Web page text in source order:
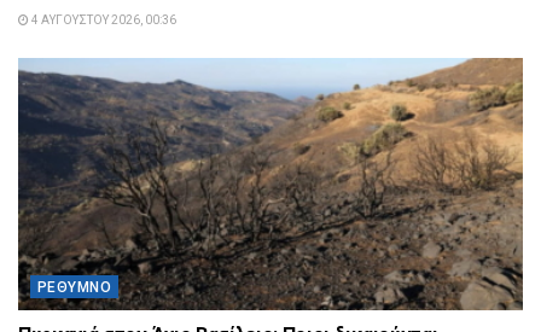
4 ΑΥΓΟΎΣΤΟΥ 2026, 00:36
ΡΈΘΥΜΝΟ